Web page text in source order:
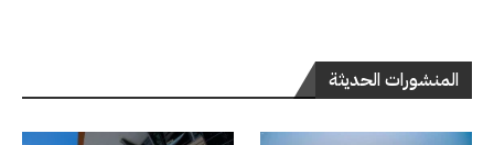
المنشورات الحديثة